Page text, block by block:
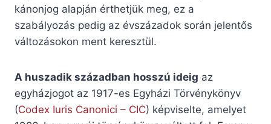
kánonjog alapján érthetjük meg, ez a
szabályozás pedig az évszázadok során jelentős
változásokon ment keresztül.
A huszadik században hosszú ideig az
egyházjogot az 1917-es Egyházi Törvénykönyv
(Codex Iuris Canonici – CIC) képviselte, amelyet